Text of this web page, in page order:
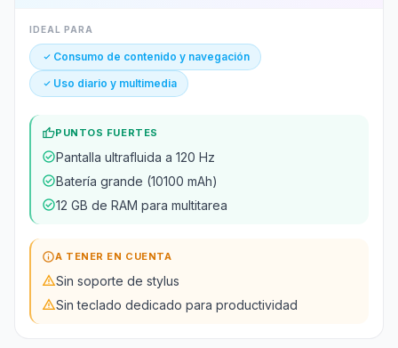
IDEAL PARA
check_small Consumo de contenido y navegación
check_small Uso diario y multimedia
thumb_upPUNTOS FUERTES
check_circlePantalla ultrafluida a 120 Hz
check_circleBatería grande (10100 mAh)
check_circle12 GB de RAM para multitarea
infoA TENER EN CUENTA
warningSin soporte de stylus
warningSin teclado dedicado para productividad